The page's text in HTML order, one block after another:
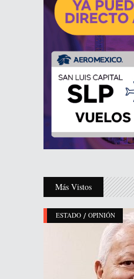
Más Vistos
ESTADO / OPINIÓN